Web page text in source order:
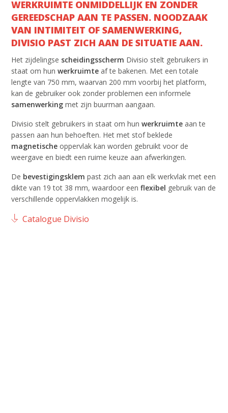
WERKRUIMTE ONMIDDELLIJK EN ZONDER
GEREEDSCHAP AAN TE PASSEN. NOODZAAK
VAN INTIMITEIT OF SAMENWERKING,
DIVISIO PAST ZICH AAN DE SITUATIE AAN.
Het zijdelingse scheidingsscherm Divisio stelt gebruikers in
staat om hunwerkruimte af te bakenen. Met een totale
lengte van 750 mm, waarvan 200 mm voorbij het platform,
kan de gebruiker ook zonder problemen een informele
samenwerking met zijn buurman aangaan.
Divisio stelt gebruikers in staat om hunwerkruimte aan te
passen aan hun behoeften. Het met stof beklede
magnetische oppervlak kan worden gebruikt voor de
weergave en biedt een ruime keuze aan afwerkingen.
De bevestigingsklem past zich aan aan elk werkvlak met een
dikte van 19 tot 38 mm, waardoor eenflexibel gebruik van de
verschillende oppervlakken mogelijk is.
Catalogue Divisio